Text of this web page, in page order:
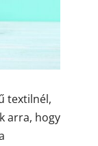
textilnél,
arra, hogy